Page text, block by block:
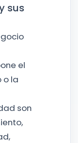
sus
el
o la
son